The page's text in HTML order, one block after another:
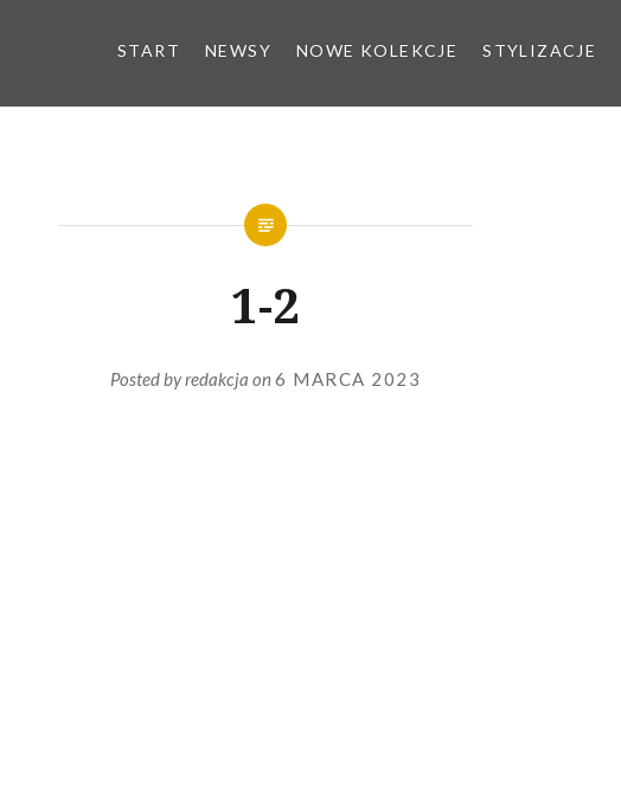
START NEWSY NOWE KOLEKCJE STYLIZACJE
1-2
Posted byredakcja on 6 MARCA 2023